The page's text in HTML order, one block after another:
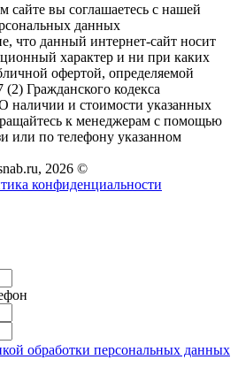
сайте вы соглашаетесь с нашей
данных
что данный интернет-сайт носит
характер и ни при каких
офертой, определяемой
Гражданского кодекса
наличии и стоимости указанных
к менеджерам с помощью
или по телефону указанном
2026 ©
конфиденциальности
обработки персональных данных